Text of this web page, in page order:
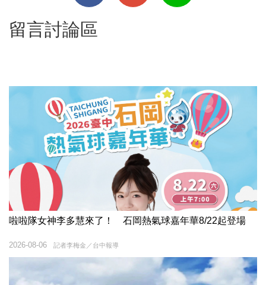
留言討論區
啦啦隊女神李多慧來了！ 石岡熱氣球嘉年華8/22起登場
記者李梅金／台中報導
2026-08-06